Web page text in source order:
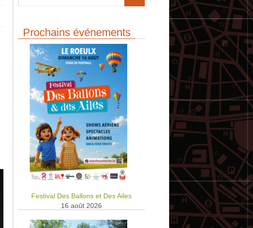
Prochains événements
Festival Des Ballons et Des Ailes
16 août 2026